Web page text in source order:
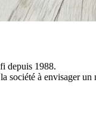
depuis 1988.
société à envisager